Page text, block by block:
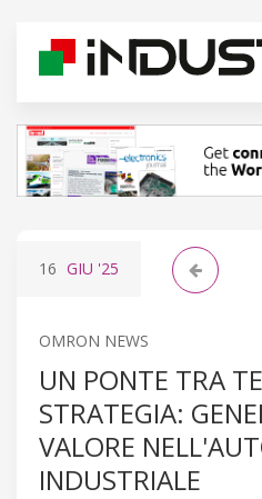
16 GIU '25
OMRON NEWS
UN PONTE TRA
STRATEGIA:
VALORE
INDUSTRIALE